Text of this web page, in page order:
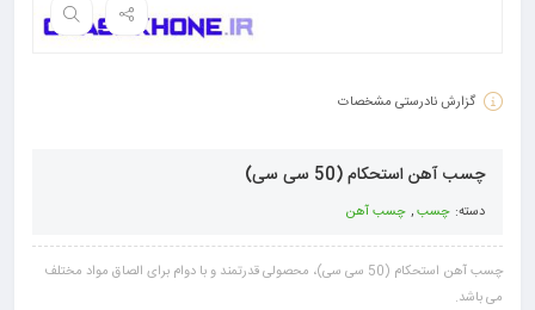
گزارش نادرستی مشخصات
چسب آهن استحکام (50 سی سی)
دسته: چسب, چسب آهن
چسب آهن استحکام (50 سی سی)، محصولی قدرتمند و با دوام برای الصاق مواد مختلف
می باشد.